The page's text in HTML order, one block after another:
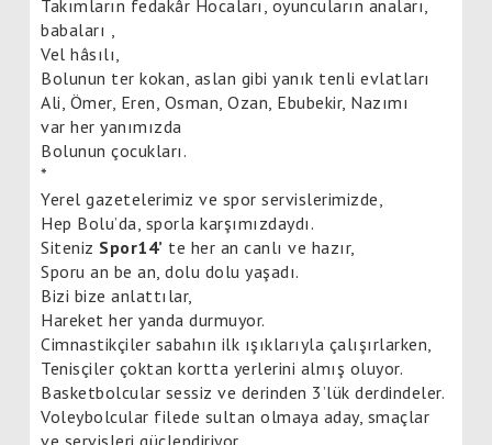
Takımların fedakâr Hocaları, oyuncuların anaları,
babaları ,
Vel hâsılı,
Bolunun ter kokan, aslan gibi yanık tenli evlatları
Ali, Ömer, Eren, Osman, Ozan, Ebubekir, Nazımı
var her yanımızda
Bolunun çocukları.
*
Yerel gazetelerimiz ve spor servislerimizde,
Hep Bolu’da, sporla karşımızdaydı.
Siteniz Spor14’ te her an canlı ve hazır,
Sporu an be an, dolu dolu yaşadı.
Bizi bize anlattılar,
Hareket her yanda durmuyor.
Cimnastikçiler sabahın ilk ışıklarıyla çalışırlarken,
Tenisçiler çoktan kortta yerlerini almış oluyor.
Basketbolcular sessiz ve derinden 3’lük derdindeler.
Voleybolcular filede sultan olmaya aday, smaçlar